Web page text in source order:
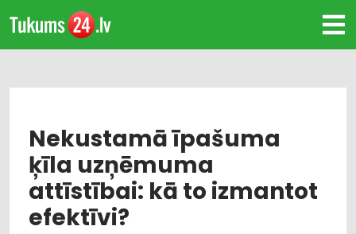
Nekustamā īpašuma
ķīla uzņēmuma
attīstībai: kā to izmantot
efektīvi?